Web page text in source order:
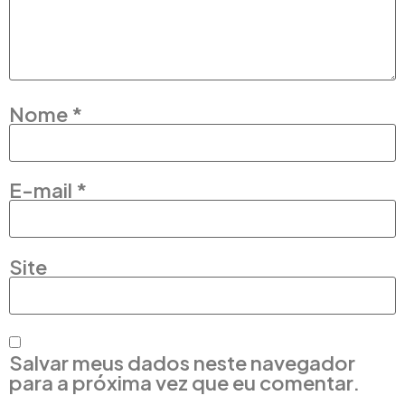
Nome *
E-mail *
Site
Salvar meus dados neste navegador
para a próxima vez que eu comentar.